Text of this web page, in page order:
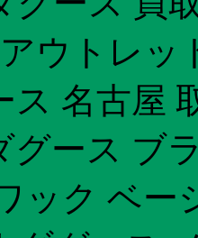
ウトレッ
ス 名古屋
グース ブ
ック ベー